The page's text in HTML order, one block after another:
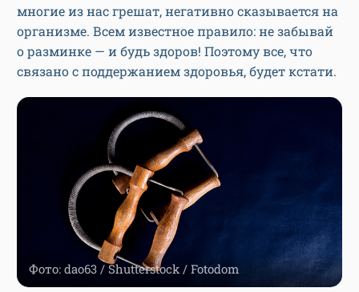
многие из нас грешат, негативно сказывается на
организме. Всем известное правило: не забывай
о разминке — и будь здоров! Поэтому все, что
связано с поддержанием здоровья, будет кстати.
Фото: dao63 / Shutterstock / Fotodom